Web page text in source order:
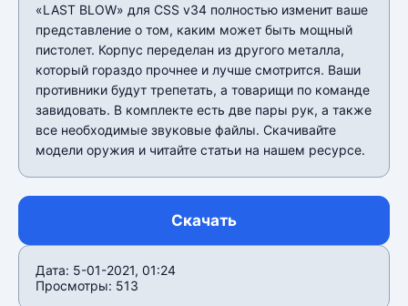
«LAST BLOW» для CSS v34 полностью изменит ваше
представление о том, каким может быть мощный
пистолет. Корпус переделан из другого металла,
который гораздо прочнее и лучше смотрится. Ваши
противники будут трепетать, а товарищи по команде
завидовать. В комплекте есть две пары рук, а также
все необходимые звуковые файлы. Скачивайте
модели оружия и читайте статьи на нашем ресурсе.
Скачать
Дата: 5-01-2021, 01:24
Просмотры: 513